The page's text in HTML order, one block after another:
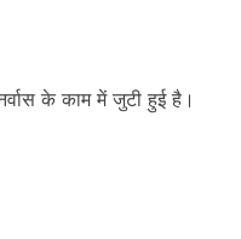
के काम में जुटी हुई है।